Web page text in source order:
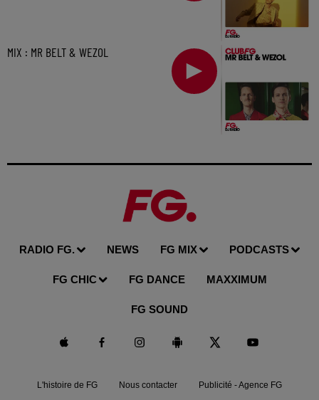
MIX : MR BELT & WEZOL
RADIO FG. NEWS FG MIX PODCASTS
FG CHIC FG DANCE MAXXIMUM
FG SOUND
L'histoire de FG Nous contacter Publicité - Agence FG